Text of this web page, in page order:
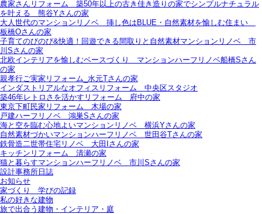
農家さんリフォーム＿築50年以上の古き佳き造りの家でシンプルナチュラル
を叶える＿熊谷Yさんの家
大人世代のマンションリノベ＿挿し色はBLUE・自然素材を愉しむ住まい＿
板橋Oさんの家
子育てのびのび&快適！回遊できる間取りと自然素材マンションリノベ＿市
川Sさんの家
北欧インテリアを愉しむベースづくり＿マンションハーフリノベ船橋Sさん
の家
親孝行ご実家リフォーム_水元Tさんの家
インダストリアルなオフィスリフォーム＿中央区スタジオ
築46年レトロさを活かすリフォーム＿府中の家
東京下町民家リフォーム＿木場の家
戸建ハーフリノベ＿鴻巣Sさんの家
海と空を臨む心地よいマンションリノベ＿横浜Yさんの家
自然素材づかいマンションハーフリノベ＿世田谷Tさんの家
鉄骨造二世帯住宅リノベ＿大田Iさんの家
キッチンリフォーム＿清瀬の家
猫と暮らすマンションハーフリノベ＿市川Sさんの家
設計事務所日誌
お知らせ
家づくり 学びの記録
私の好きな建物
旅で出合う建物・インテリア・庭